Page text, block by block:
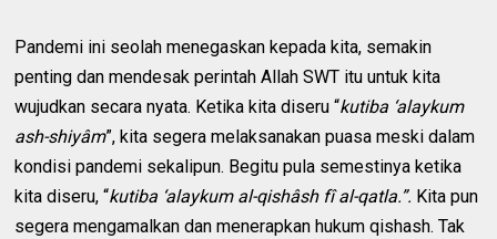
Pandemi ini seolah menegaskan kepada kita, semakin
penting dan mendesak perintah Allah SWT itu untuk kita
wujudkan secara nyata. Ketika kita diseru “kutiba ‘alaykum
ash-shiyâm”, kita segera melaksanakan puasa meski dalam
kondisi pandemi sekalipun. Begitu pula semestinya ketika
kita diseru, “kutiba ‘alaykum al-qishâsh fî al-qatla.”. Kita pun
segera mengamalkan dan menerapkan hukum qishash. Tak